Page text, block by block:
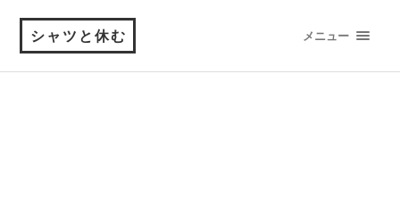
シャツと休む メニュー